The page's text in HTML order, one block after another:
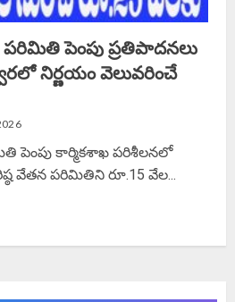
పెంపు ప్రతిపాదనలు
నిర్ణయం వెలువరించే
పెంపు కార్మికశాఖ పరిశీలనలో
వేతన పరిమితిని రూ.15 వేల...